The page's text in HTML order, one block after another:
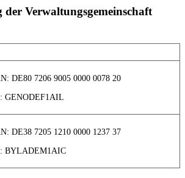
Verwaltungsgemeinschaft
DE80 7206 9005 0000 0078 20
GENODEF1AIL
DE38 7205 1210 0000 1237 37
BYLADEM1AIC